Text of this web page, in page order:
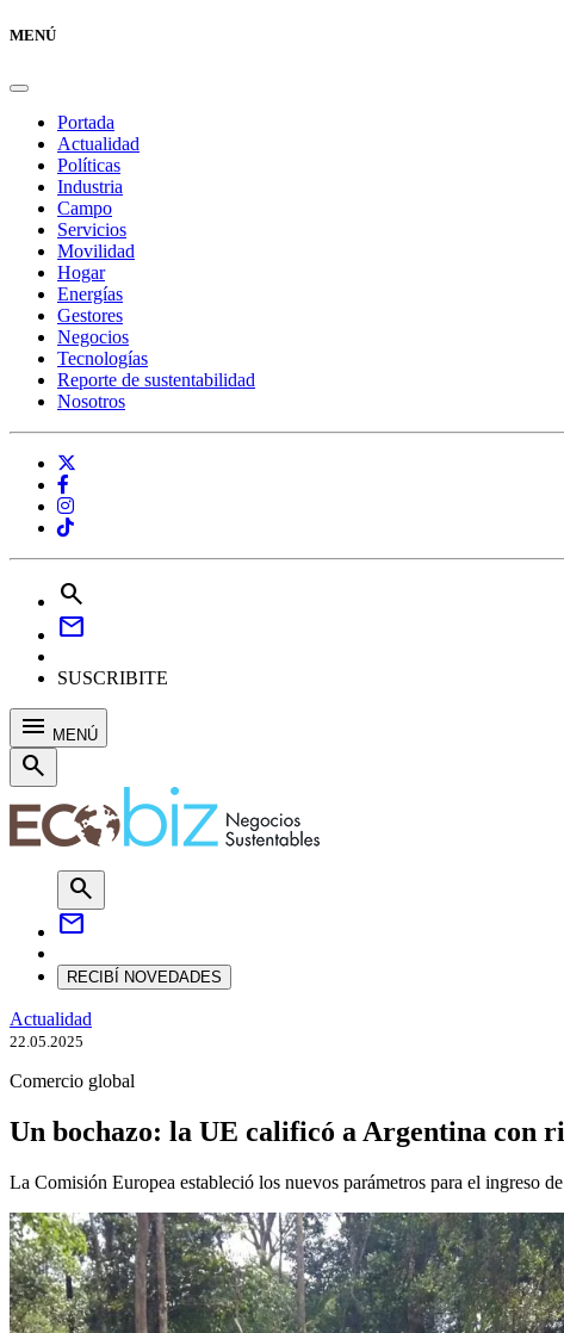
MENÚ
Portada
Actualidad
Políticas
Industria
Campo
Servicios
Movilidad
Hogar
Energías
Gestores
Negocios
Tecnologías
Reporte de sustentabilidad
Nosotros
search
mail
SUSCRIBITE
menu MENÚ
search
search
mail
RECIBÍ NOVEDADES
Actualidad
22.05.2025
Comercio global
Un bochazo: la UE calificó a Argentina con
La Comisión Europea estableció los nuevos parámetros para el ingreso